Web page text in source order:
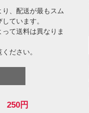
、配送が最もスム
ています。
て送料は異なりま
ださい。
250円